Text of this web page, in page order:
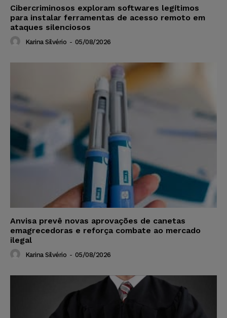
Cibercriminosos exploram softwares legítimos
para instalar ferramentas de acesso remoto em
ataques silenciosos
Karina Silvério - 05/08/2026
Anvisa prevê novas aprovações de canetas
emagrecedoras e reforça combate ao mercado
ilegal
Karina Silvério - 05/08/2026